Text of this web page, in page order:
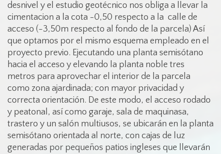
desnivel y el estudio geotécnico nos obliga a llevar la
cimentacion a la cota -0,50 respecto a la calle de
acceso (-3,50m respecto al fondo de la parcela) Así
que optamos por el mismo esquema empleado en el
proyecto previo. Ejecutando una planta semisótano
hacia el acceso y elevando la planta noble tres
metros para aprovechar el interior de la parcela
como zona ajardinada; con mayor privacidad y
correcta orientación. De este modo, el acceso rodado
y peatonal, así como garaje, sala de maquinasa,
trastero y un salón multiusos, se ubicarán en la planta
semisótano orientada al norte, con cajas de luz
generadas por pequeños patios ingleses que llevarán